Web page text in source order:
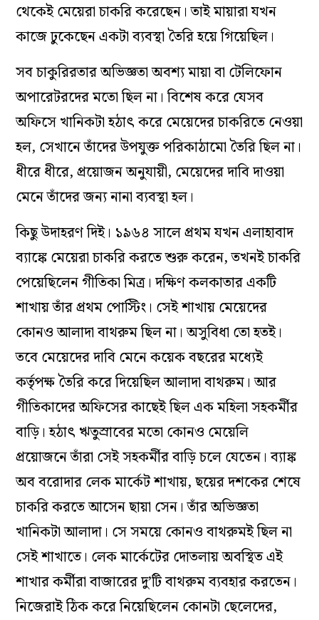
থেকেই মেয়েরা চাকরি করেছেন। তাই মায়ারা যখন
কাজে ঢুকেছেন একটা ব্যবস্থা তৈরি হয়ে গিয়েছিল।
সব চাকুরিরতার অভিজ্ঞতা অবশ্য মায়া বা টেলিফোন
অপারেটরদের মতো ছিল না। বিশেষ করে যেসব
অফিসে খানিকটা হঠাৎ করে মেয়েদের চাকরিতে নেওয়া
হল, সেখানে তাঁদের উপযুক্ত পরিকাঠামো তৈরি ছিল না।
ধীরে ধীরে, প্রয়োজন অনুযায়ী, মেয়েদের দাবি দাওয়া
মেনে তাঁদের জন্য নানা ব্যবস্থা হল।
কিছু উদাহরণ দিই। ১৯৬৪ সালে প্রথম যখন এলাহাবাদ
ব্যাঙ্কে মেয়েরা চাকরি করতে শুরু করেন, তখনই চাকরি
পেয়েছিলেন গীতিকা মিত্র। দক্ষিণ কলকাতার একটি
শাখায় তাঁর প্রথম পোস্টিং। সেই শাখায় মেয়েদের
কোনও আলাদা বাথরুম ছিল না। অসুবিধা তো হতই।
তবে মেয়েদের দাবি মেনে কয়েক বছরের মধ্যেই
কর্তৃপক্ষ তৈরি করে দিয়েছিল আলাদা বাথরুম। আর
গীতিকাদের অফিসের কাছেই ছিল এক মহিলা সহকর্মীর
বাড়ি। হঠাৎ ঋতুস্রাবের মতো কোনও মেয়েলি
প্রয়োজনে তাঁরা সেই সহকর্মীর বাড়ি চলে যেতেন। ব্যাঙ্ক
অব বরোদার লেক মার্কেট শাখায়, ছয়ের দশকের শেষে
চাকরি করতে আসেন ছায়া সেন। তাঁর অভিজ্ঞতা
খানিকটা আলাদা। সে সময়ে কোনও বাথরুমই ছিল না
সেই শাখাতে। লেক মার্কেটের দোতলায় অবস্থিত এই
শাখার কর্মীরা বাজারের দু’টি বাথরুম ব্যবহার করতেন।
নিজেরাই ঠিক করে নিয়েছিলেন কোনটা ছেলেদের,